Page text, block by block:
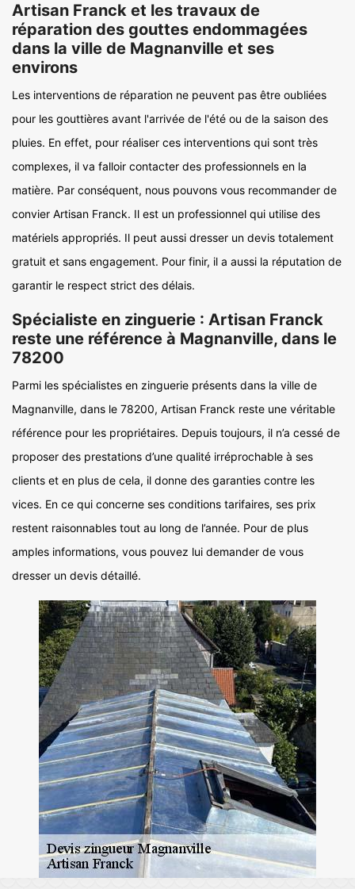
Artisan Franck et les travaux de
réparation des gouttes endommagées
dans la ville de Magnanville et ses
environs
Les interventions de réparation ne peuvent pas être oubliées
pour les gouttières avant l'arrivée de l'été ou de la saison des
pluies. En effet, pour réaliser ces interventions qui sont très
complexes, il va falloir contacter des professionnels en la
matière. Par conséquent, nous pouvons vous recommander de
convier Artisan Franck. Il est un professionnel qui utilise des
matériels appropriés. Il peut aussi dresser un devis totalement
gratuit et sans engagement. Pour finir, il a aussi la réputation de
garantir le respect strict des délais.
Spécialiste en zinguerie : Artisan Franck
reste une référence à Magnanville, dans le
78200
Parmi les spécialistes en zinguerie présents dans la ville de
Magnanville, dans le 78200, Artisan Franck reste une véritable
référence pour les propriétaires. Depuis toujours, il n’a cessé de
proposer des prestations d’une qualité irréprochable à ses
clients et en plus de cela, il donne des garanties contre les
vices. En ce qui concerne ses conditions tarifaires, ses prix
restent raisonnables tout au long de l’année. Pour de plus
amples informations, vous pouvez lui demander de vous
dresser un devis détaillé.